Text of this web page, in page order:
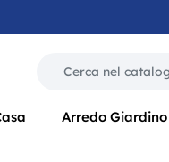
Arredo Giardino